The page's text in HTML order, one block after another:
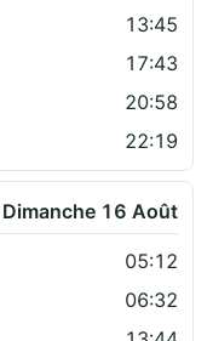
13:45
17:43
20:58
22:19
Dimanche 16 Août
05:12
06:32